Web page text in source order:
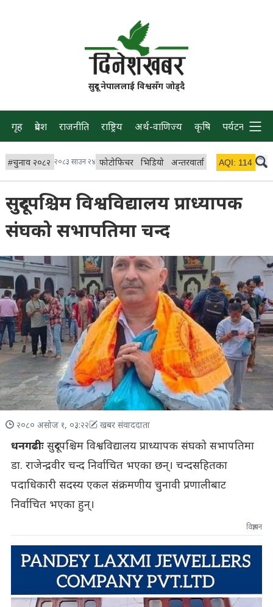
सुदूर नेपाललाई विश्वसँग जोड्दै
गृह प्रदेश राजनीति राष्ट्रिय अर्थ-वाणिज्य कृषि पर्यटन प्रवास
#चुनाव २०८२ २०८३ साउन २४ फोटोफिचर भिडियो अन्तरवार्ता विचार/ब्लग
AQI: 114
सुदूरपश्चिम विश्वविद्यालय प्राध्यापक
संघको सभापतिमा चन्द
२०८० असोज १, ०३:२२ खबर संवाददाता
धनगढीःसुदूरपश्चिम विश्वविद्यालय प्राध्यापक संघको सभापतिमा
डा. राजेन्द्रवीर चन्द निर्वाचित भएका छन्। चन्दसहितका
पदाधिकारी सदस्य एकल संक्रमणीय चुनावी प्रणालीबाट
निर्वाचित भएका हुन्।
विज्ञापन